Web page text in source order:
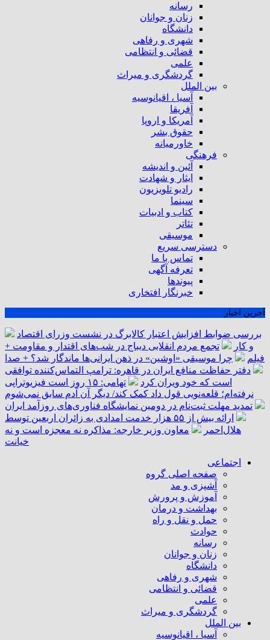
رسانه
زنان و جوانان
دانشگاه
شهری و رفاهی
قضائی و انتظامی
علمی
گردشگری و میراث
بین الملل
آسیا ، اقیانوسیه
آفریقا
آمریکا و اروپا
حقوق بشر
خاورمیانه
فرهنگی
آئین و اندیشه
ایثار و شهادت
رادیو تلویزیون
سینما
کتاب و ادبیات
تئاتر
موسیقی
دسترسی سریع
تماس با ما
تعرفه آگهی
پیوندها
خبرنگار افتخاری
آخرین اخبار
بررسی ضوابط افزایش اعتبار کالابرگ در نشست وزرای اقتصاد
و کار
تجمع مردم انقلابی دیباج در شب‌های اقتدار و مقاومت +
فیلم
چرا موسیقی «اوشین» در ذهن ایرانی‌ها ماندگار شد؟ + صدا
دفتر حفاظت منافع ایران در قاهره: ترامپ التماس‌کننده توافقی
است که خود ویران کرد
تهامی: ۱۵ روز است فیزیوتراپی
نرفته‌ام؛ قلعه‌نویی قول داد کمک کند/ دیگر آن آدم سابق نمی‌شوم
تمدید مهلت ثبت‌نام در دومین نمایشگاه فناوری‌های روزآمد ایران
ارائه بیش از ۵۵ هزار خدمت امدادی به زائران اربعین توسط
هلال‌احمر
معاون وزیر خارجه: مذاکره نه معجزه است و نه
خیانت
اجتماعی
صفحه اصلی گروه
آشپزی و مد
آموزش و پرورش
بهداشت و درمان
حمل و نقل و راه
حوادث
رسانه
زنان و جوانان
دانشگاه
شهری و رفاهی
قضائی و انتظامی
علمی
گردشگری و میراث
بین الملل
آسیا ، اقیانوسیه